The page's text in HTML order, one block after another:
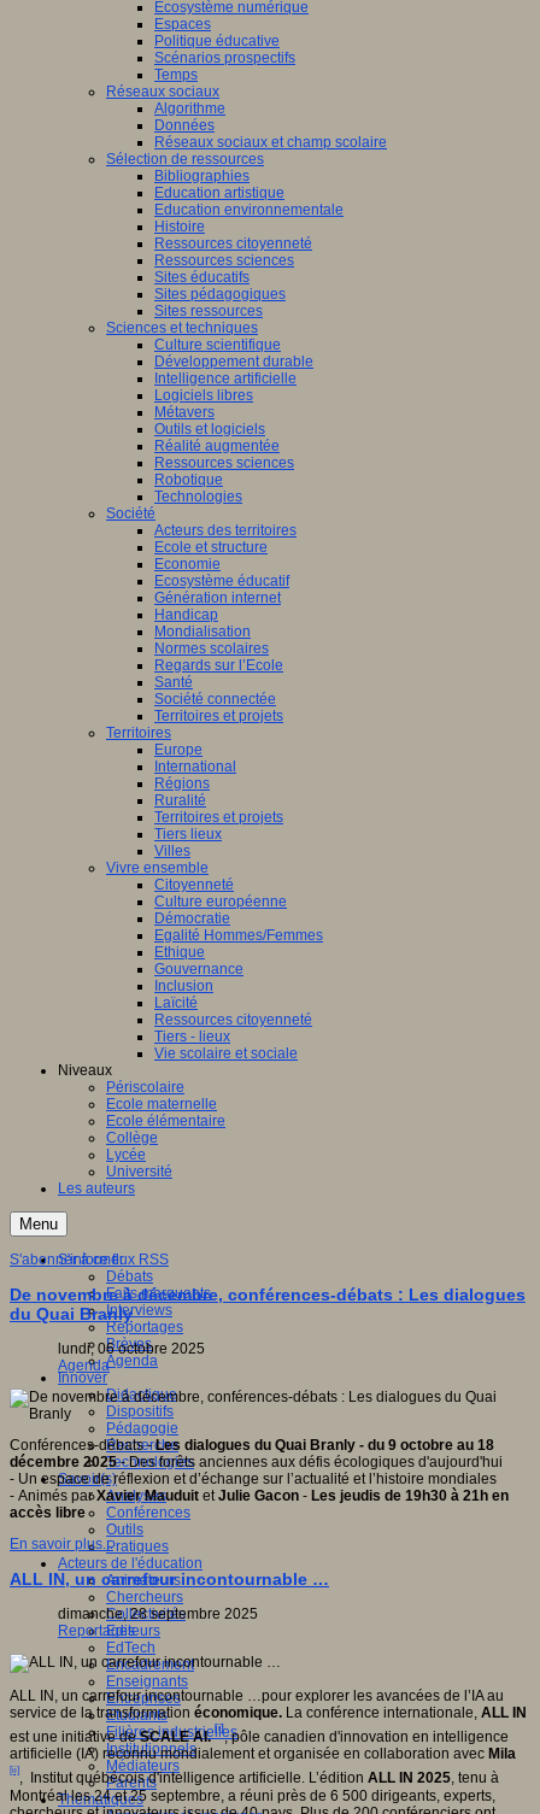
Ecosystème numérique
Espaces
Politique éducative
Scénarios prospectifs
Temps
Réseaux sociaux
Algorithme
Données
Réseaux sociaux et champ scolaire
Sélection de ressources
Bibliographies
Education artistique
Education environnementale
Histoire
Ressources citoyenneté
Ressources sciences
Sites éducatifs
Sites pédagogiques
Sites ressources
Sciences et techniques
Culture scientifique
Développement durable
Intelligence artificielle
Logiciels libres
Métavers
Outils et logiciels
Réalité augmentée
Ressources sciences
Robotique
Technologies
Société
Acteurs des territoires
Ecole et structure
Economie
Ecosystème éducatif
Génération internet
Handicap
Mondialisation
Normes scolaires
Regards sur l’Ecole
Santé
Société connectée
Territoires et projets
Territoires
Europe
International
Régions
Ruralité
Territoires et projets
Tiers lieux
Villes
Vivre ensemble
Citoyenneté
Culture européenne
Démocratie
Egalité Hommes/Femmes
Ethique
Gouvernance
Inclusion
Laïcité
Ressources citoyenneté
Tiers - lieux
Vie scolaire et sociale
Niveaux
Périscolaire
Ecole maternelle
Ecole élémentaire
Collège
Lycée
Université
Les auteurs
Menu
S'informer
Débats
Faits marquants
Interviews
Reportages
Brèves
Agenda
Innover
Didactique
Dispositifs
Pédagogie
Recherche
Technologies
Savoir(s)
Analyses
Conférences
Outils
Pratiques
Acteurs de l'éducation
Animateurs
Chercheurs
Collectivités
Editeurs
EdTech
Encadrement
Enseignants
Entreprises
Etudiants
Filières industrielles
Institutionnels
Médiateurs
Parents
Thématiques
S'abonner à ce flux RSS
De novembre à décembre, conférences-débats : Les dialogues
du Quai Branly
lundi, 06 octobre 2025
Agenda
Conférences-débats -Les dialogues du Quai Branly - du 9 octobre au 18
décembre 2025- Des forêts anciennes aux défis écologiques d'aujourd'hui
- Un espace de réflexion et d’échange sur l’actualité et l’histoire mondiales
- Animés parXavier Mauduit etJulie Gacon - Les jeudis de 19h30 à 21h en
accès libre
En savoir plus...
ALL IN, un carrefour incontournable …
dimanche, 28 septembre 2025
Reportages
ALL IN, un carrefour incontournable …pour explorer les avancées de l’IA au
service de la transformation économique. La conférence internationale, ALL IN
est une initiative deSCALE AI.
[i]
, pôle canadien d'innovation en intelligence
artificielle (IA) reconnu mondialement et organisée en collaboration avec Mila
[ii]
, Institut québécois d'intelligence artificielle. L’édition ALL IN 2025, tenu à
Montréal les 24 et 25 septembre, a réuni près de 6 500 dirigeants, experts,